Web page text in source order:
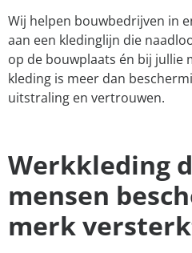
Wij helpen bouwbedrijven in
aan een kledinglijn die
op de bouwplaats én bij jullie
kleding is meer dan
uitstraling en vertrouwen.
Werkkleding
mensen
merk